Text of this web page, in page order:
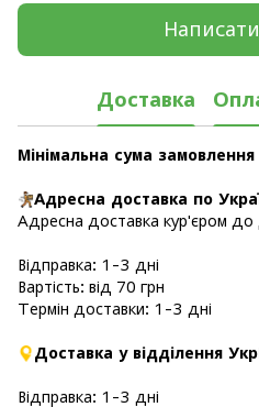
Доставка
Мінімальна сума замовлення
Адресна доставка по
Адресна доставка кур'єром до
Відправка: 1-3 дні
Вартість: від 70 грн
Термін доставки: 1-3 дні
Доставка у відділення
Відправка: 1-3 дні